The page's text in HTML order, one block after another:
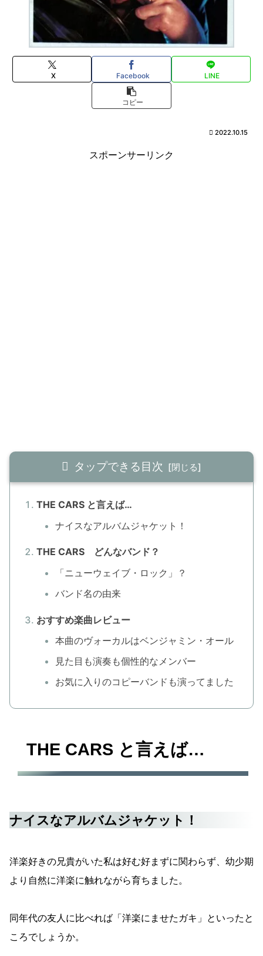
X Facebook LINE
コピー
2022.10.15
スポーンサーリンク
タップできる目次
THE CARS と言えば…
ナイスなアルバムジャケット！
THE CARS どんなバンド？
「ニューウェイブ・ロック」？
バンド名の由来
おすすめ楽曲レビュー
本曲のヴォーカルはベンジャミン・オール
見た目も演奏も個性的なメンバー
お気に入りのコピーバンドも演ってました
THE CARS と言えば…
ナイスなアルバムジャケット！
洋楽好きの兄貴がいた私は好む好まずに関わらず、幼少期
より自然に洋楽に触れながら育ちました。
同年代の友人に比べれば「洋楽にませたガキ」といったと
ころでしょうか。